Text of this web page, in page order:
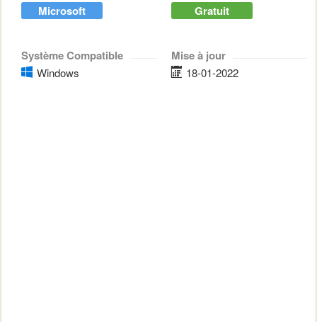
Microsoft
Gratuit
Système Compatible
Windows
Mise à jour
18-01-2022